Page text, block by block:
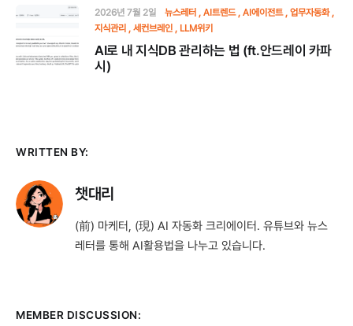
2026년 7월 2일 뉴스레터 AI트렌드 AI에이전트
업무자동화
지식관리
세컨브레인 LLM위키
AI로 내 지식DB 관리하는 법 (ft.안드레이 카파
시)
WRITTEN BY:
챗대리
(前) 마케터, (現) AI 자동화 크리에이터. 유튜브와 뉴스
레터를 통해 AI활용법을 나누고 있습니다.
MEMBER DISCUSSION: